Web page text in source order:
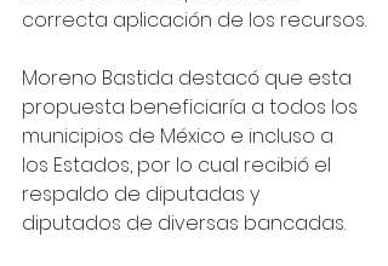
correcta aplicación de los recursos.
Moreno Bastida destacó que esta
propuesta beneficiaría a todos los
municipios de México e incluso a
los Estados, por lo cual recibió el
respaldo de diputadas y
diputados de diversas bancadas.